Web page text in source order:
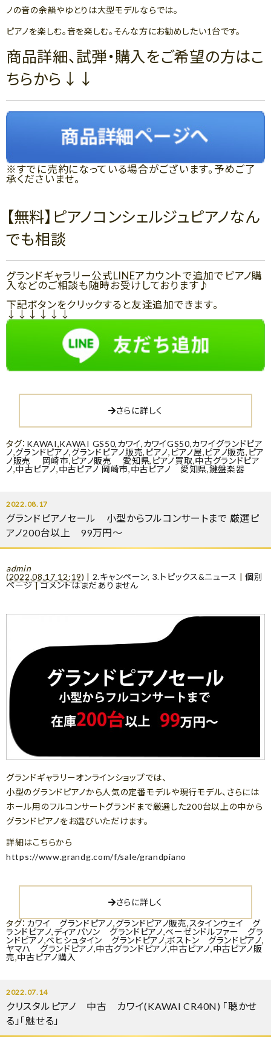
ノの音の余韻やゆとりは大型モデルならでは。
ピアノを楽しむ。音を楽しむ。そんな方にお勧めしたい1台です。
商品詳細、試弾・購入をご希望の方はこ
ちらから↓↓
※すでに売約になっている場合がございます。予めご了
承くださいませ。
【無料】ピアノコンシェルジュピアノなん
でも相談
グランドギャラリー公式LINEアカウントで追加でピアノ購
入などのご相談も随時お受けしております♪
下記ボタンをクリックすると友達追加できます。
↓↓↓↓↓↓
さらに詳しく
タグ： KAWAI,KAWAI GS50,カワイ,カワイGS50,カワイグランドピア
ノ,グランドピアノ,グランドピアノ販売, ピアノ, ピアノ屋,ピアノ販売, ピア
ノ販売 岡崎市,ピアノ販売 愛知県, ピアノ買取,中古グランドピア
ノ,中古ピアノ,中古ピアノ 岡崎市,中古ピアノ 愛知県,鍵盤楽器
2022.08.17
グランドピアノセール 小型からフルコンサートまで 厳選ピ
アノ200台以上 99万円～
admin
(2022.08.17 12:19) | 2.キャンペーン, 3.トピックス&ニュース |個別
ページ|コメントはまだありません
グランドギャラリーオンラインショップでは、
小型のグランドピアノから人気の定番モデルや現行モデル、さらには
ホール用のフルコンサートグランドまで厳選した200台以上の中から
グランドピアノをお選びいただけます。
詳細はこちらから
https://www.grandg.com/f/sale/grandpiano
さらに詳しく
タグ： カワイ グランドピアノ,グランドピアノ販売,スタインウェイ グ
ランドピアノ,ディアパソン グランドピアノ,ベーゼンドルファー グラ
ンドピアノ,ベヒシュタイン グランドピアノ,ボストン グランドピアノ,
ヤマハ グランドピアノ,中古グランドピアノ,中古ピアノ,中古ピアノ販
売,中古ピアノ購入
2022.07.14
クリスタルピアノ 中古 カワイ(KAWAI CR40N) 「聴かせ
る」「魅せる」